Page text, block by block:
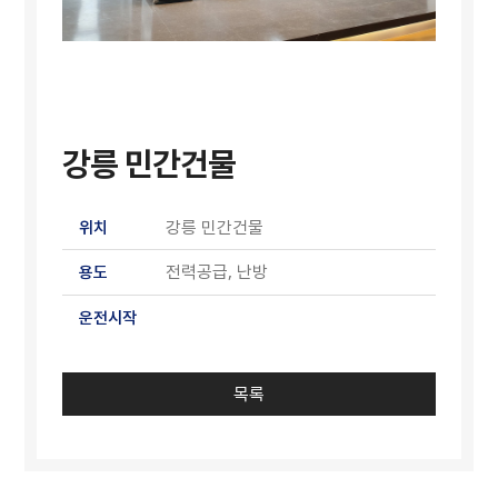
강릉 민간건물
위치 강릉 민간건물
용도 전력공급, 난방
운전시작
목록